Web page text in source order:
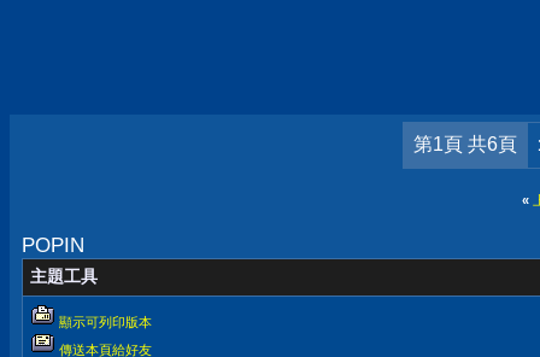
第1頁 共6頁
«
POPIN
主題工具
顯示可列印版本
傳送本頁給好友